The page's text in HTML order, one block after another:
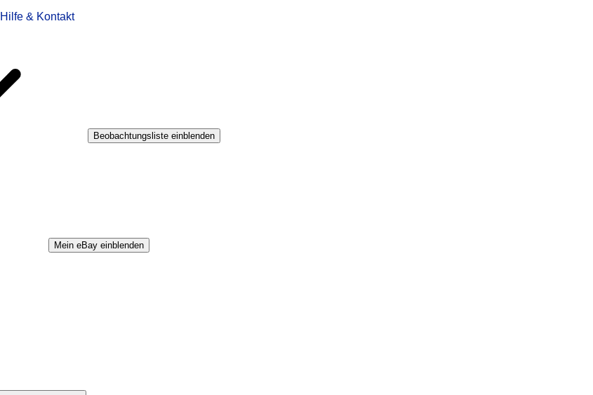
Hilfe & Kontakt
Beobachtungsliste einblenden
Mein eBay einblenden